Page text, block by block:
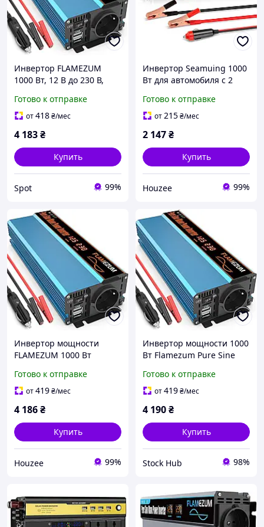
Инвертор FLAMEZUM
1000 Вт, 12 В до 230 В,
и 2 USB портами
Готово к отправке
от418₴/мес
4 183₴
Купить
Spot 99%
Инвертор Seamuing 1000
Вт для автомобиля с 2
портами для
путешествий и кемпинга
Готово к отправке
от215₴/мес
2 147₴
Купить
Houzee 99%
Инвертор мощности
FLAMEZUM 1000 Вт
преобразователь 12 В в
230 В с чистой
USB синий
Готово к отправке
от419₴/мес
4 186₴
Купить
Houzee 99%
Инвертор мощности 1000
Вт Flamezum Pure Sine
Автомобильный
преобразователь
Готово к отправке
от419₴/мес
4 190₴
Купить
Stock Hub 98%